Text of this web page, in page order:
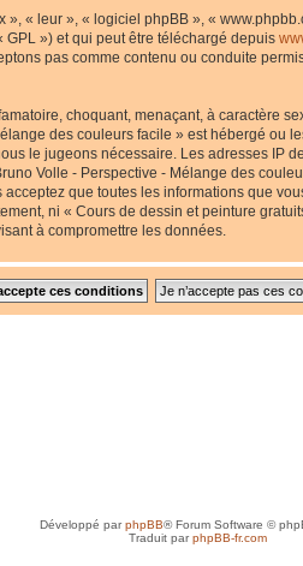
« leur », « logiciel phpBB », «
GPL ») et qui peut être téléchargé depuis
pas comme contenu ou conduite
choquant, menaçant, à caractère
des couleurs facile » est hébergé ou
le jugeons nécessaire. Les adresses IP
Volle - Perspective - Mélange des
que toutes les informations que
ni « Cours de dessin et peinture
à compromettre les données.
Développé parphpBB® Forum Software ©
Traduit parphpBB-fr.com